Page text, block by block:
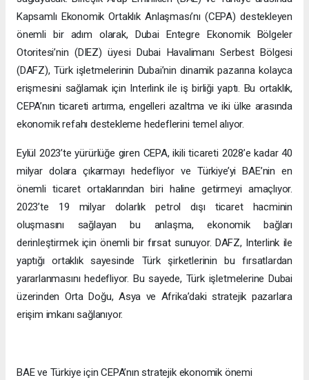
Kapsamlı Ekonomik Ortaklık Anlaşması’nı (CEPA) destekleyen
önemli bir adım olarak, Dubai Entegre Ekonomik Bölgeler
Otoritesi’nin (DIEZ) üyesi Dubai Havalimanı Serbest Bölgesi
(DAFZ), Türk işletmelerinin Dubai’nin dinamik pazarına kolayca
erişmesini sağlamak için Interlink ile iş birliği yaptı. Bu ortaklık,
CEPA’nın ticareti artırma, engelleri azaltma ve iki ülke arasında
ekonomik refahı destekleme hedeflerini temel alıyor.
Eylül 2023’te yürürlüğe giren CEPA, ikili ticareti 2028’e kadar 40
milyar dolara çıkarmayı hedefliyor ve Türkiye’yi BAE’nin en
önemli ticaret ortaklarından biri haline getirmeyi amaçlıyor.
2023’te 19 milyar dolarlık petrol dışı ticaret hacminin
oluşmasını sağlayan bu anlaşma, ekonomik bağları
derinleştirmek için önemli bir fırsat sunuyor. DAFZ, Interlink ile
yaptığı ortaklık sayesinde Türk şirketlerinin bu fırsatlardan
yararlanmasını hedefliyor. Bu sayede, Türk işletmelerine Dubai
üzerinden Orta Doğu, Asya ve Afrika’daki stratejik pazarlara
erişim imkanı sağlanıyor.
BAE ve Türkiye için CEPA’nın stratejik ekonomik önemi